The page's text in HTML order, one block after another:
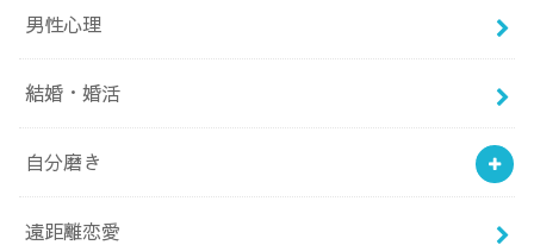
男性心理
結婚・婚活
自分磨き
遠距離恋愛